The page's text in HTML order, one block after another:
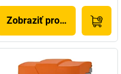
Zobraziť produkt